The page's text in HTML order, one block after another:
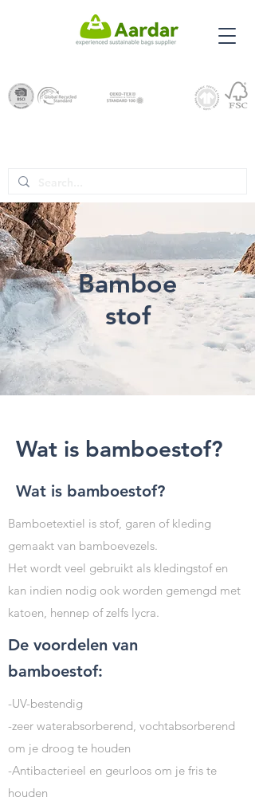
Bamboe
stof
Wat is bamboestof?
Wat is bamboestof?
Bamboetextiel is stof, garen of kleding
gemaakt van bamboevezels.
Het wordt veel gebruikt als kledingstof en
kan indien nodig ook worden gemengd met
katoen, hennep of zelfs lycra.
De voordelen van
bamboestof:
-UV-bestendig
-zeer waterabsorberend, vochtabsorberend
om je droog te houden
-Antibacterieel en geurloos om je fris te
houden